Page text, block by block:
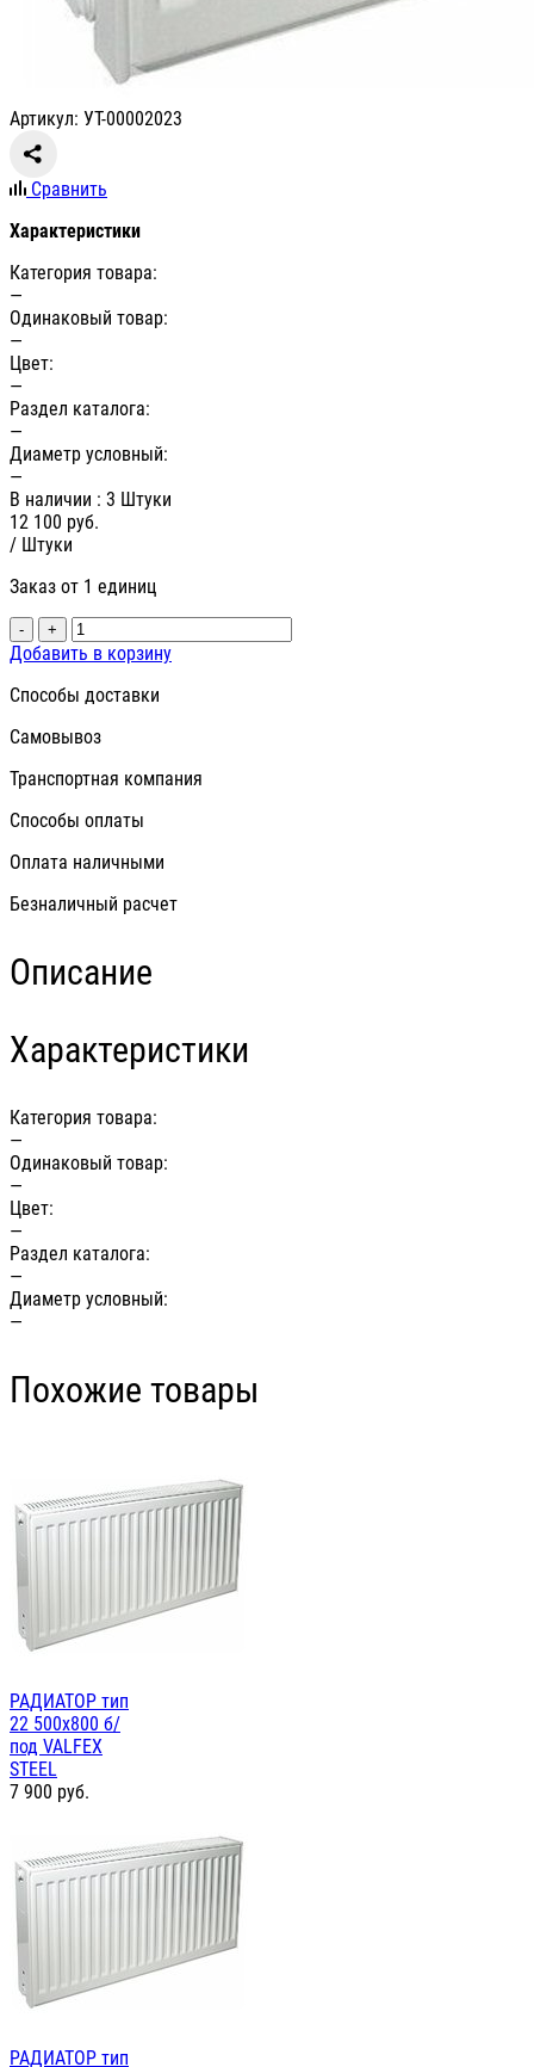
Артикул: УТ-00002023
Сравнить
Характеристики
Категория товара:
—
Одинаковый товар:
—
Цвет:
—
Раздел каталога:
—
Диаметр условный:
—
В наличии : 3 Штуки
12 100 руб.
/ Штуки
Заказ от 1 единиц
- +
Добавить в корзину
Способы доставки
Самовывоз
Транспортная компания
Способы оплаты
Оплата наличными
Безналичный расчет
Описание
Характеристики
Категория товара:
—
Одинаковый товар:
—
Цвет:
—
Раздел каталога:
—
Диаметр условный:
—
Похожие товары
РАДИАТОР тип
22 500х800 б/
под VALFEX
STEEL
7 900 руб.
РАДИАТОР тип